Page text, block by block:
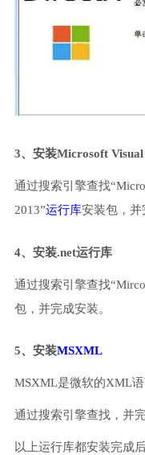
3、安装Microsoft
通过搜索引擎查找
2013”运行库安装包，并
4、安装.net运行库
通过搜索引擎查找
包，并完成安装。
5、安装MSXML
MSXML是微软的XML
通过搜索引擎查找，并完
以上运行库都安装完成